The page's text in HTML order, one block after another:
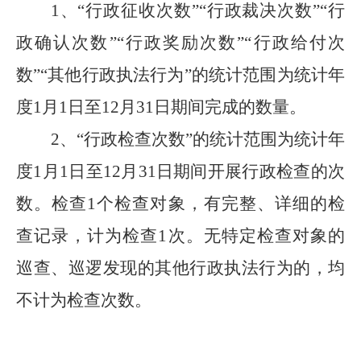
1、 “行政征收次数”“行政裁决次数”“行
政确认次数”“行政奖励次数”“行政给付次
数”“其他行政执法行为”的统计范围为统计年
度1月1日至12月31日期间完成的数量。
2、 “行政检查次数”的统计范围为统计年
度1月1日至12月31日期间开展行政检查的次
数。检查1个检查对象，有完整、详细的检
查记录，计为检查1次。无特定检查对象的
巡查、巡逻发现的其他行政执法行为的，均
不计为检查次数。